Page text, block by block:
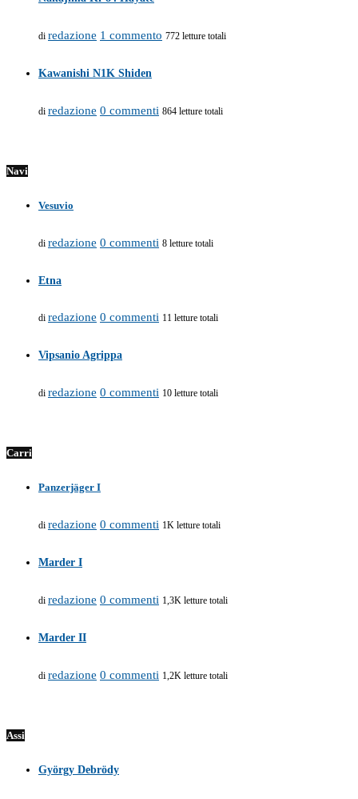
di redazione 1 commento 772 letture totali
Kawanishi N1K Shiden
di redazione 0 commenti 864 letture totali
Navi
Vesuvio
di redazione 0 commenti 8 letture totali
Etna
di redazione 0 commenti 11 letture totali
Vipsanio Agrippa
di redazione 0 commenti 10 letture totali
Carri
Panzerjäger I
di redazione 0 commenti 1K letture totali
Marder I
di redazione 0 commenti 1,3K letture totali
Marder II
di redazione 0 commenti 1,2K letture totali
Assi
György Debrödy